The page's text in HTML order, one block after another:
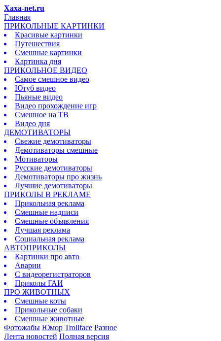
Xaxa-net.ru
Главная
ПРИКОЛЬНЫЕ КАРТИНКИ
Красивые картинки
Путешествия
Смешные картинки
Картинка дня
ПРИКОЛЬНОЕ ВИДЕО
Самое смешное видео
Ютуб видео
Пьяные видео
Видео прохождение игр
Смешное на ТВ
Видео дня
ДЕМОТИВАТОРЫ
Свежие демотиваторы
Демотиваторы смешные
Мотиваторы
Русские демотиваторы
Демотиваторы про жизнь
Лучшие демотиваторы
ПРИКОЛЫ В РЕКЛАМЕ
Прикольная реклама
Смешные надписи
Смешные объявления
Лучшая реклама
Социальная реклама
АВТОПРИКОЛЫ
Картинки про авто
Аварии
С видеорегистраторов
Приколы ГАИ
ПРО ЖИВОТНЫХ
Смешные коты
Прикольные собаки
Смешные животные
Фотожабы Юмор Trollface Разное
Лента новостей Полная версия